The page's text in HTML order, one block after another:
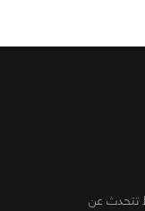
تتحدث عن